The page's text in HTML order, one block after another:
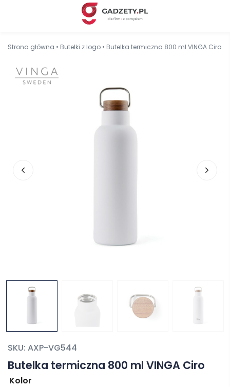
Strona główna • Butelki z logo • Butelka termiczna 800 ml VINGA Ciro
Butelka termiczna 800 ml VINGA Ciro
SKU: AXP-VG544
Kolor